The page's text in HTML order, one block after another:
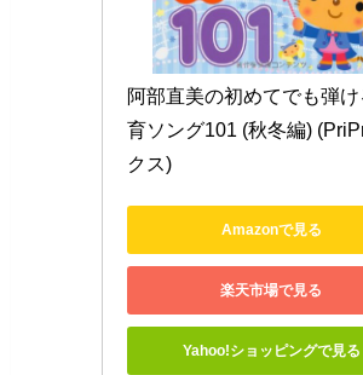
阿部直美の初めてでも弾け
育ソング101 (秋冬編)
クス)
Amazonで見る
楽天市場で見る
Yahoo!ショッピングで見る